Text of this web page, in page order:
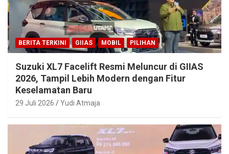
BERITA TERKINI GIIAS MOBIL PILIHAN
Suzuki XL7 Facelift Resmi Meluncur di GIIAS
2026, Tampil Lebih Modern dengan Fitur
Keselamatan Baru
29 Juli 2026 Yudi Atmaja